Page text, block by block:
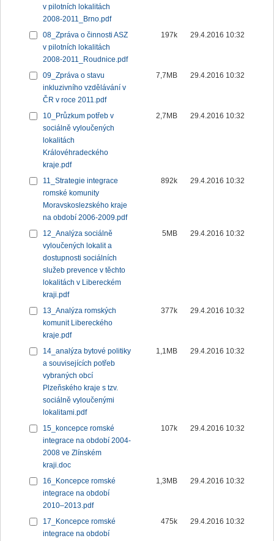
v pilotních lokalitách
2008-2011_Brno.pdf
08_Zpráva o činnosti ASZ
v pilotních lokalitách
2008-2011_Roudnice.pdf
197k 29.4.2016 10:32
09_Zpráva o stavu
inkluzivního vzdělávání v
ČR v roce 2011.pdf
7,7MB 29.4.2016 10:32
10_Průzkum potřeb v
sociálně vyloučených
lokalitách
Královéhradeckého
kraje.pdf
2,7MB 29.4.2016 10:32
11_Strategie integrace
romské komunity
Moravskoslezského kraje
na období 2006-2009.pdf
892k 29.4.2016 10:32
12_Analýza sociálně
vyloučených lokalit a
dostupnosti sociálních
služeb prevence v těchto
lokalitách v Libereckém
kraji.pdf
5MB 29.4.2016 10:32
13_Analýza romských
komunit Libereckého
kraje.pdf
377k 29.4.2016 10:32
14_analýza bytové politiky
a souvisejících potřeb
vybraných obcí
Plzeňského kraje s tzv.
sociálně vyloučenými
lokalitami.pdf
1,1MB 29.4.2016 10:32
15_koncepce romské
integrace na období 2004-
2008 ve Zlínském
kraji.doc
107k 29.4.2016 10:32
16_Koncepce romské
integrace na období
2010–2013.pdf
1,3MB 29.4.2016 10:32
17_Koncepce romské
integrace na období
475k 29.4.2016 10:32